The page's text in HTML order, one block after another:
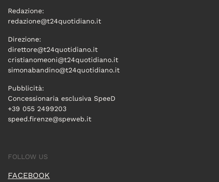
Redazione:
redazione@t24quotidiano.it
Direzione:
direttore@t24quotidiano.it
cristianomeoni@t24quotidiano.it
simonabandino@t24quotidiano.it
Pubblicità:
Concessionaria esclusiva SpeeD
+39 055 2499203
speed.firenze@speweb.it
FOLLOW US
FACEBOOK